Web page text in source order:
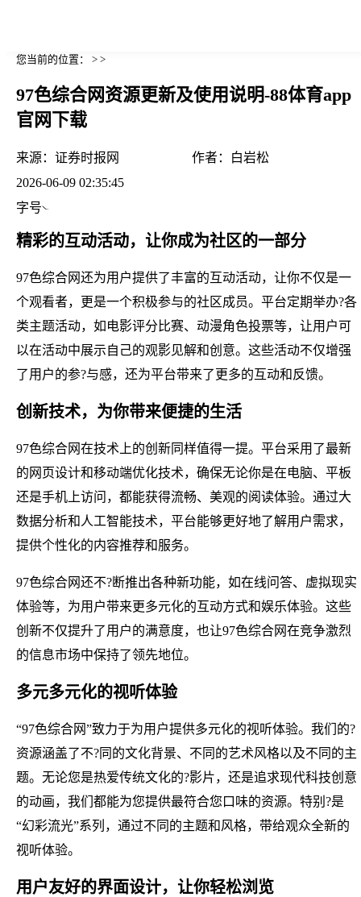
您当前的位置： > >
97色综合网资源更新及使用说明-88体育app
官网下载
来源： 证券时报网 作者：
白岩松
2026-06-09 02:35:45
字号
精彩的互动活动，让你成为社区的一部分
97色综合网还为用户提供了丰富的互动活动，让你不仅是一
个观看者，更是一个积极参与的社区成员。平台定期举办?各
类主题活动，如电影评分比赛、动漫角色投票等，让用户可
以在活动中展示自己的观影见解和创意。这些活动不仅增强
了用户的参?与感，还为平台带来了更多的互动和反馈。
创新技术，为你带来便捷的生活
97色综合网在技术上的创新同样值得一提。平台采用了最新
的网页设计和移动端优化技术，确保无论你是在电脑、平板
还是手机上访问，都能获得流畅、美观的阅读体验。通过大
数据分析和人工智能技术，平台能够更好地了解用户需求，
提供个性化的内容推荐和服务。
97色综合网还不?断推出各种新功能，如在线问答、虚拟现实
体验等，为用户带来更多元化的互动方式和娱乐体验。这些
创新不仅提升了用户的满意度，也让97色综合网在竞争激烈
的信息市场中保持了领先地位。
多元多元化的视听体验
“97色综合网”致力于为用户提供多元化的视听体验。我们的?
资源涵盖了不?同的文化背景、不同的艺术风格以及不同的主
题。无论您是热爱传统文化的?影片，还是追求现代科技创意
的动画，我们都能为您提供最符合您口味的资源。特别?是
“幻彩流光”系列，通过不同的主题和风格，带给观众全新的
视听体验。
用户友好的界面设计，让你轻松浏览